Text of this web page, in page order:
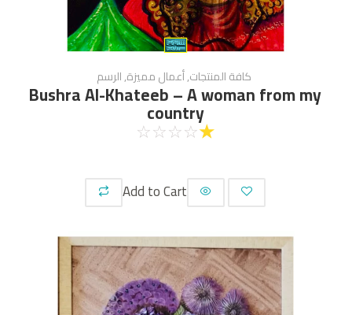
كافة المنتجات,أعمال مميزة,الرسم
Bushra Al-Khateeb – A woman from my
country
☆
☆
☆
☆
☆
Add to Cart